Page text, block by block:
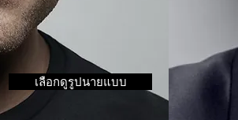
เลือกดูรูปนายแบบ